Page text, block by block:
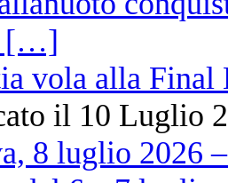
vola alla Final
il 10 Luglio